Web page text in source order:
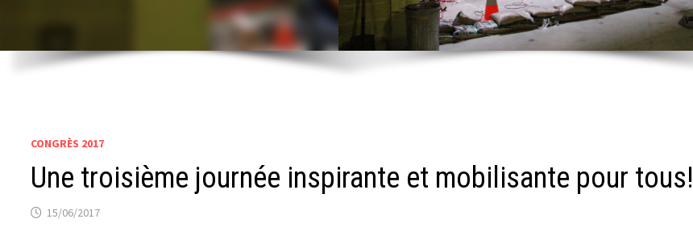
CONGRÈS 2017
Une troisième journée inspirante et mobilisante pour tous!
15/06/2017